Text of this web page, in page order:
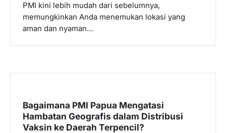
PMI kini lebih mudah dari sebelumnya,
memungkinkan Anda menemukan lokasi yang
aman dan nyaman…
Bagaimana PMI Papua Mengatasi
Hambatan Geografis dalam Distribusi
Vaksin ke Daerah Terpencil?